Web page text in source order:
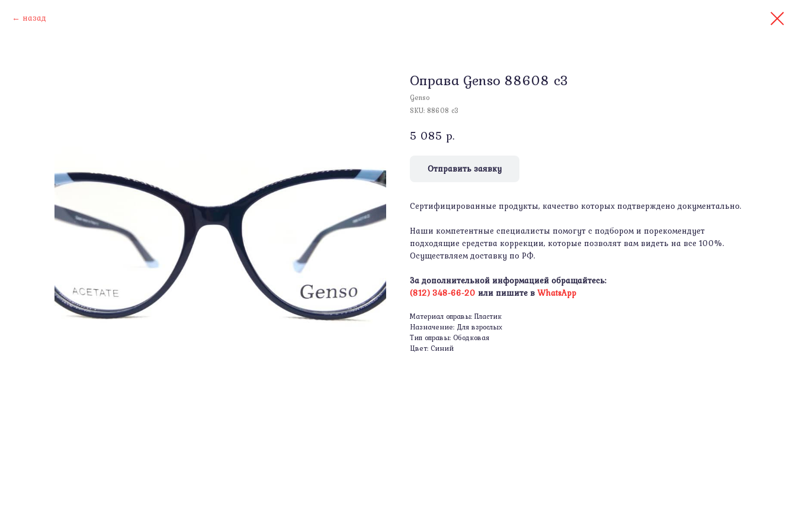
назад
Оправа Genso 88608 c3
Genso
SKU: 88608 c3
5 085 р.
Отправить заявку
Сертифицированные продукты, качество которых подтверждено документально.
Наши компетентные специалисты помогут с подбором и порекомендует
подходящие средства коррекции, которые позволят вам видеть на все 100%.
Осуществляем доставку по РФ.
За дополнительной информацией обращайтесь:
(812) 348-66-20 или пишите в WhatsApp
Материал оправы: Пластик
Назначение: Для взрослых
Тип оправы: Ободковая
Цвет: Синий